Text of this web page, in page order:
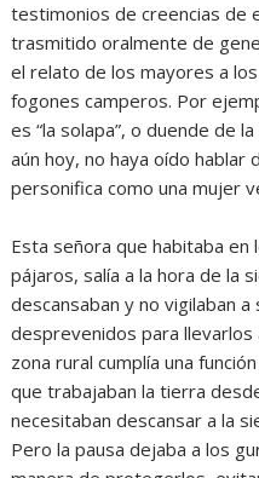
testimonios de creencias de
trasmitido oralmente de
el relato de los mayores a
fogones camperos. Por
es “la solapa”, o duende de
aún hoy, no haya oído
personifica como una mujer
Esta señora que habitaba
pájaros, salía a la hora de la
descansaban y no vigilaban
desprevenidos para llevarlos
zona rural cumplía una
que trabajaban la tierra
necesitaban descansar a la
Pero la pausa dejaba a los